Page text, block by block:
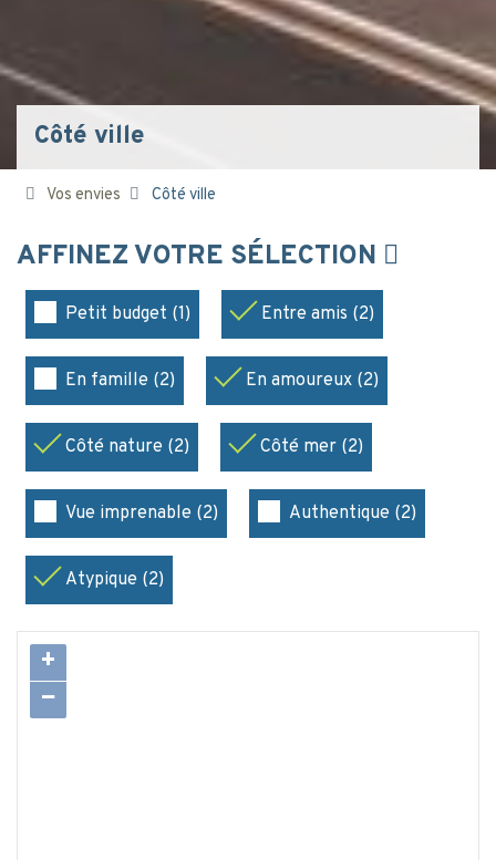
Côté ville
Vos envies Côté ville
AFFINEZ VOTRE SÉLECTION
Petit budget (1) Entre amis (2)
En famille (2) En amoureux (2)
Côté nature (2) Côté mer (2)
Vue imprenable (2) Authentique (2)
Atypique (2)
+
−